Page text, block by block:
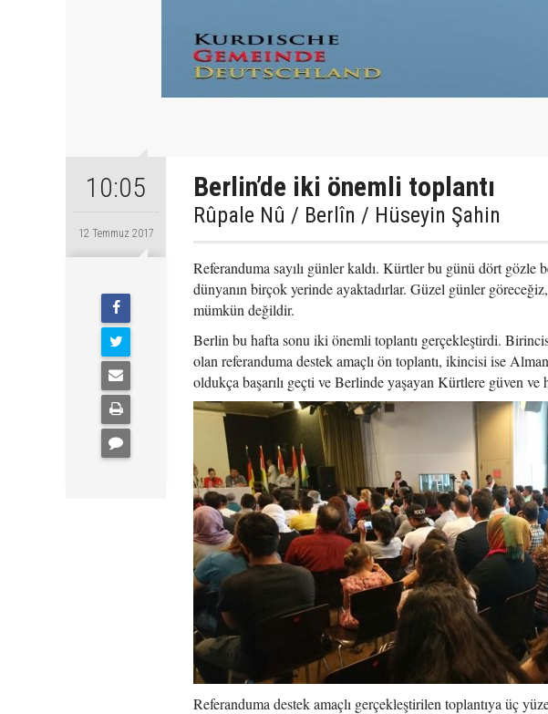
10:05
12 Temmuz 2017
Berlin’de iki önemli toplantı
Rûpale Nû / Berlîn / Hüseyin Şahin
Referanduma sayılı günler kaldı. Kürtler bu günü dört
dünyanın birçok yerinde ayaktadırlar. Güzel günler
mümkün değildir.
Berlin bu hafta sonu iki önemli toplantı gerçekleştirdi.
olan referanduma destek amaçlı ön toplantı, ikincisi ise
oldukça başarılı geçti ve Berlinde yaşayan Kürtlere güven ve
Referanduma destek amaçlı gerçekleştirilen toplantıya üç